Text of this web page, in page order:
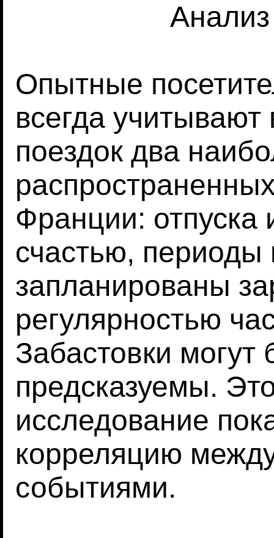
Анализ
Опытные
всегда учитывают
поездок два
Франции: отпуска
счастью,
запланированы
регулярностью
Забастовки могут
предсказуемы.
исследование
корреляцию
событиями.